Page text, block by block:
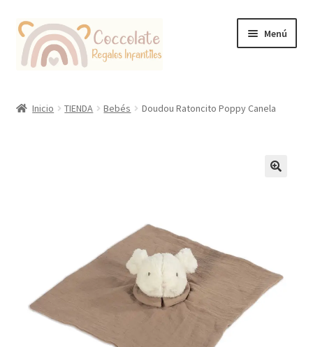
Ir
la
Ir
contenido
Menú
Inicio TIENDA Bebés Doudou Ratoncito Poppy Canela